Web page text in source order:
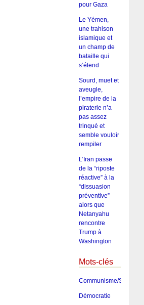
pour Gaza
Le Yémen,
une trahison
islamique et
un champ de
bataille qui
s’étend
Sourd, muet et
aveugle,
l’empire de la
piraterie n’a
pas assez
trinqué et
semble vouloir
rempiler
L’Iran passe
de la “riposte
réactive” à la
“dissuasion
préventive”
alors que
Netanyahu
rencontre
Trump à
Washington
Mots-clés
Communisme/
Démocratie